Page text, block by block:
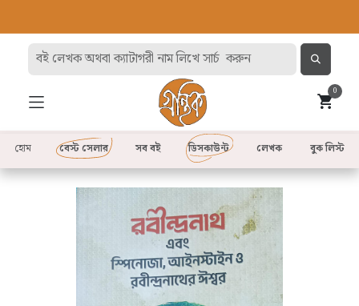
0
হোম বেস্ট সেলার সব বই লেখক
ডিসকাউন্ট বুক লিস্ট